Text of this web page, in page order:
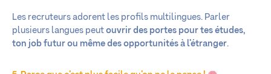
Les recruteurs adorent les profils multilingues. Parler
plusieurs langues peut ouvrir des portes pour tes études,
ton job futur ou même des opportunités à l’étranger.